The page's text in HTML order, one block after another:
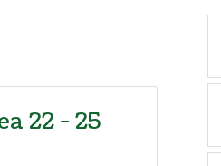
22 - 25